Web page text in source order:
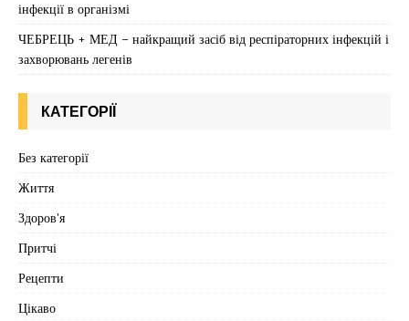
інфекції в організмі
ЧЕБРЕЦЬ + МЕД – найкращий засіб від респіраторних інфекцій і
захворювань легенів
КАТЕГОРІЇ
Без категорії
Життя
Здоров'я
Притчі
Рецепти
Цікаво